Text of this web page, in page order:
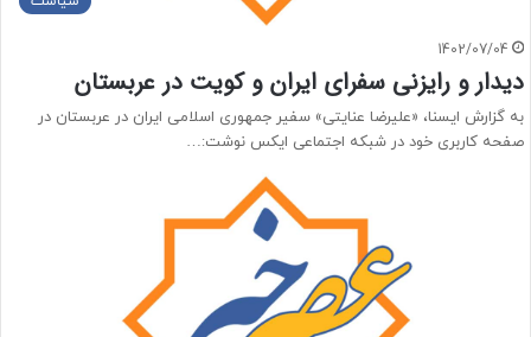
1402/07/04
دیدار و رایزنی سفرای ایران و کویت در عربستان
به گزارش ایسنا، «علیرضا عنایتی» سفیر جمهوری اسلامی ایران در عربستان در
صفحه کاربری خود در شبکه اجتماعی ایکس نوشت:…